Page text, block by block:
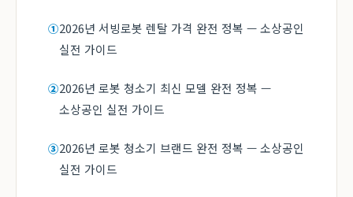
①2026년 서빙로봇 렌탈 가격 완전 정복 — 소상공인
실전 가이드
②2026년 로봇 청소기 최신 모델 완전 정복 —
소상공인 실전 가이드
③2026년 로봇 청소기 브랜드 완전 정복 — 소상공인
실전 가이드